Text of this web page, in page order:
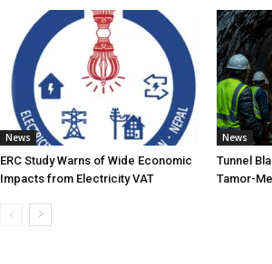
News
ERC Study Warns of Wide Economic
Impacts from Electricity VAT
News
Tunnel
Tamor-